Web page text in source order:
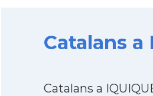
Catalans a
Catalans a